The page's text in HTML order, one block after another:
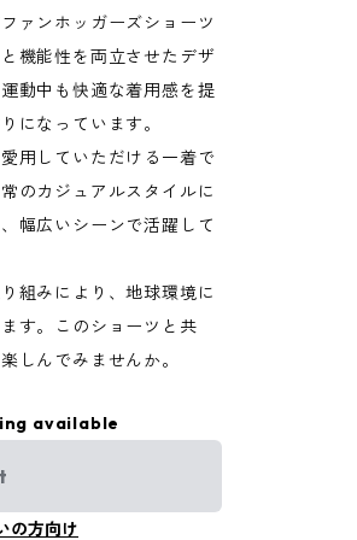
ァンホッガーズショーツ
機能性を両立させたデザ
動中も快適な着用感を提
になっています。
用していただける一着で
のカジュアルスタイルに
幅広いシーンで活躍して
組みにより、地球環境に
す。このショーツと共
しんでみませんか。
available
の方向け